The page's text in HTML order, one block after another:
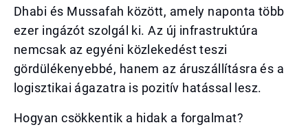
Dhabi és Mussafah között, amely naponta több
ezer ingázót szolgál ki. Az új infrastruktúra
nemcsak az egyéni közlekedést teszi
gördülékenyebbé, hanem az áruszállításra és a
logisztikai ágazatra is pozitív hatással lesz.
Hogyan csökkentik a hidak a forgalmat?